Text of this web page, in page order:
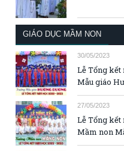
GIÁO DỤC MẦM NON
30/05/2023
Lễ Tổng kết
Mẫu giáo
27/05/2023
Lễ Tổng kết
Mầm non